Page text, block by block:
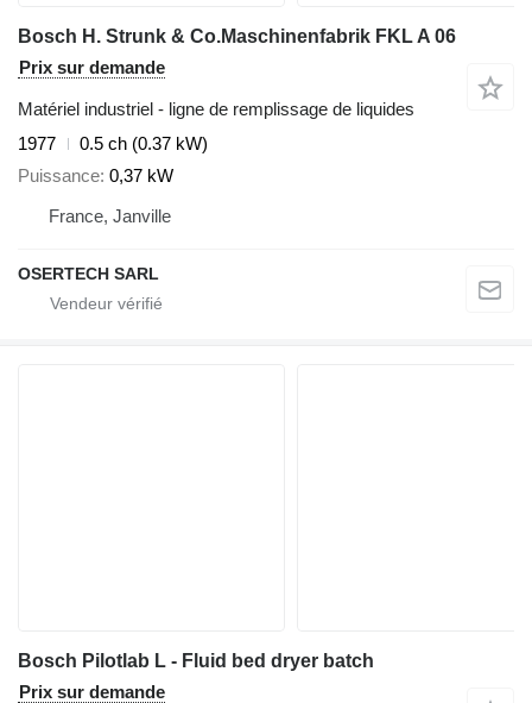
Bosch H. Strunk & Co.Maschinenfabrik FKL A 06
Prix sur demande
Matériel industriel - ligne de remplissage de liquides
1977
0.5 ch (0.37 kW)
Puissance 0,37 kW
France, Janville
OSERTECH SARL
Bosch Pilotlab L - Fluid bed dryer batch
Prix sur demande